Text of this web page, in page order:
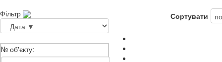
Фільтр
№ об'єкту:
Сортувати